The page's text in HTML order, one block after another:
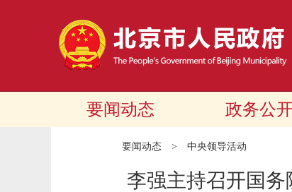
要闻动态 政务公开
要闻动态 > 中央领导活动
李强主持召开国务